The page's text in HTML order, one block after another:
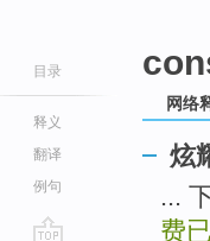
目录
释义
翻译
例句
网络
炫
...
费